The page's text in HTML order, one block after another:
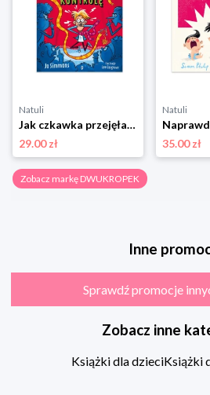
Natuli
Jak czkawka przejęła kontrolę. To Się Czyta Dwukropek
29.00 zł
Natuli
35.00 zł
Zobacz markę DWUKROPEK
Inne
Sprawdź promocje
Zobacz inne
Książki dla dzieciKsiążki